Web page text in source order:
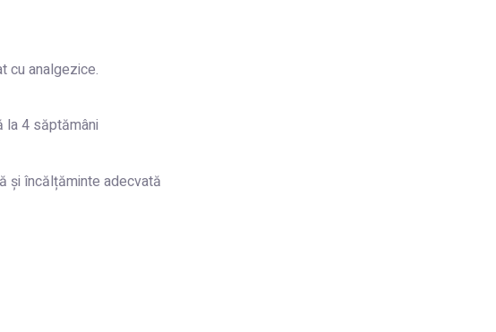
cu analgezice.
la 4 săptămâni
și încălțăminte adecvată